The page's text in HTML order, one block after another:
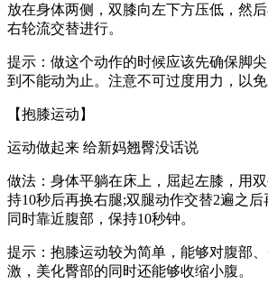
放在身体两侧，双膝向左下方压低，然
右轮流交替进行。
提示：做这个动作的时候应该先确保脚
到不能动为止。注意不可过度用力，以免
【抱膝运动】
运动做起来 给新妈翘臀没话说
做法：身体平躺在床上，屈起左膝，用
持10秒后再换右腿;双腿动作交替2遍之后
同时靠近腹部，保持10秒钟。
提示：抱膝运动较为简单，能够对腹部
激，美化臀部的同时还能够收缩小腹。